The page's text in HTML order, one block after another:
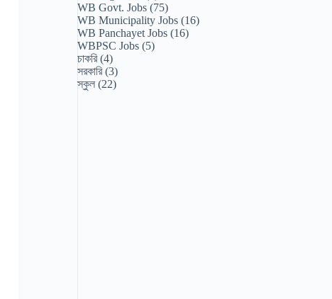
WB Govt. Jobs (75)
WB Municipality Jobs (16)
WB Panchayet Jobs (16)
WBPSC Jobs (5)
চাকরি(4)
সরকারি(3)
স্কুল (22)